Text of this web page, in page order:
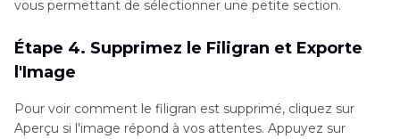
vous permettant de sélectionner une petite section.
Étape 4. Supprimez le Filigran et Exporte
l'Image
Pour voir comment le filigran est supprimé, cliquez sur
Aperçu si l'image répond à vos attentes. Appuyez sur